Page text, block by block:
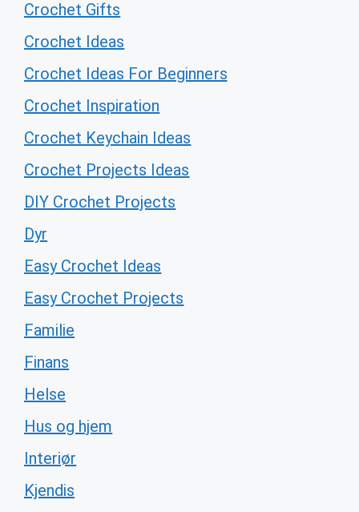
Crochet Gifts
Crochet Ideas
Crochet Ideas For Beginners
Crochet Inspiration
Crochet Keychain Ideas
Crochet Projects Ideas
DIY Crochet Projects
Dyr
Easy Crochet Ideas
Easy Crochet Projects
Familie
Finans
Helse
Hus og hjem
Interiør
Kjendis